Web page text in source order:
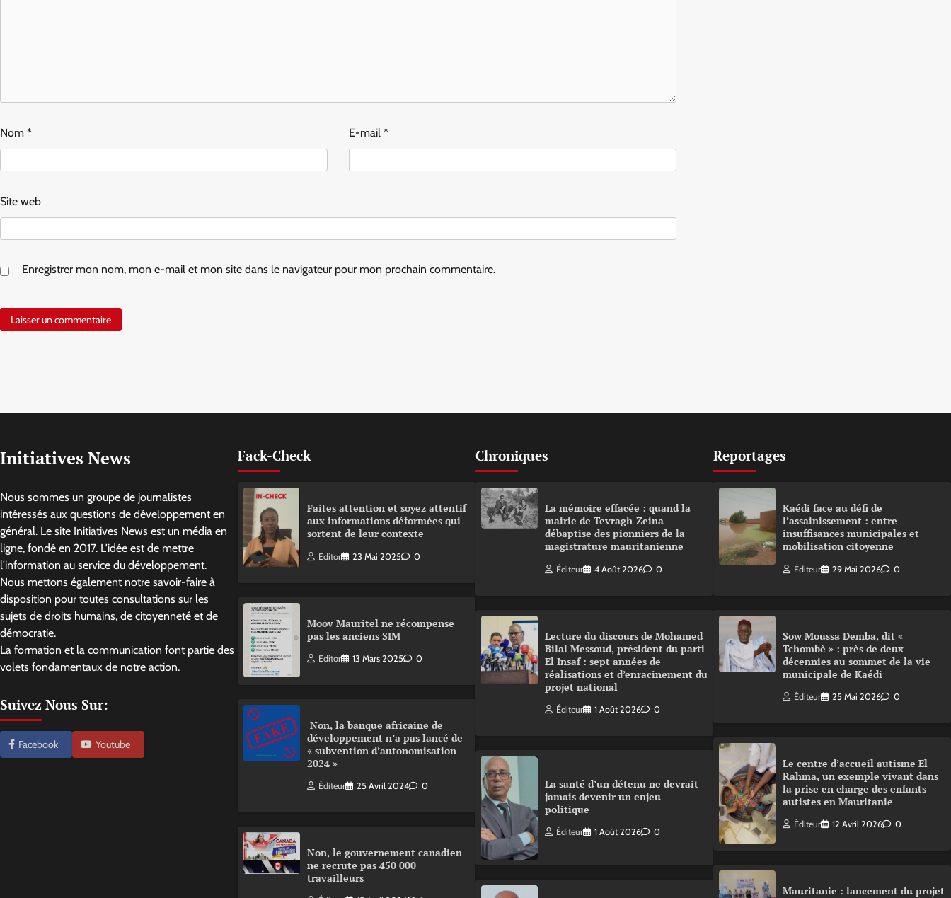
Nom * E-mail *
Site web
Enregistrer mon nom, mon e-mail et mon site dans le navigateur pour mon prochain commentaire.
Initiatives News
Nous sommes un groupe de journalistes
intéressés aux questions de développement en
général. Le site Initiatives News est un média en
ligne, fondé en 2017. L'idée est de mettre
l'information au service du développement.
Nous mettons également notre savoir-faire à
disposition pour toutes consultations sur les
sujets de droits humains, de citoyenneté et de
démocratie.
La formation et la communication font partie des
volets fondamentaux de notre action.
Suivez Nous Sur:
Facebook Youtube
Fack-Check
Faites attention et soyez attentif
aux informations déformées qui
sortent de leur contexte
Editor 23 Mai 2025 0
Moov Mauritel ne récompense
pas les anciens SIM
Editor 13 Mars 2025 0
Non, la banque africaine de
développement n’a pas lancé de
« subvention d’autonomisation
2024 »
Éditeur 25 Avril 2024 0
Non, le gouvernement canadien
ne recrute pas 450 000
travailleurs
Chroniques
La mémoire effacée : quand la
mairie de Tevragh-Zeina
débaptise des pionniers de la
magistrature mauritanienne
Éditeur 4 Août 2026 0
Lecture du discours de Mohamed
Bilal Messoud, président du parti
El Insaf : sept années de
réalisations et d’enracinement du
projet national
Éditeur 1 Août 2026 0
La santé d’un détenu ne devrait
jamais devenir un enjeu
politique
Éditeur 1 Août 2026 0
Reportages
Kaédi face au défi de
l’assainissement : entre
insuffisances municipales et
mobilisation citoyenne
Éditeur 29 Mai 2026 0
Sow Moussa Demba, dit «
Tchombè » : près de deux
décennies au sommet de la vie
municipale de Kaédi
Éditeur 25 Mai 2026 0
Le centre d’accueil autisme El
Rahma, un exemple vivant dans
la prise en charge des enfants
autistes en Mauritanie
Éditeur 12 Avril 2026 0
Mauritanie : lancement du projet